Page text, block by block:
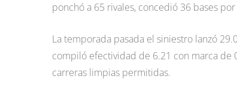
ponchó a 65 rivales, concedió 36 bases
La temporada pasada el siniestro lanzó
compiló efectividad de 6.21 con marca de
carreras limpias permitidas.